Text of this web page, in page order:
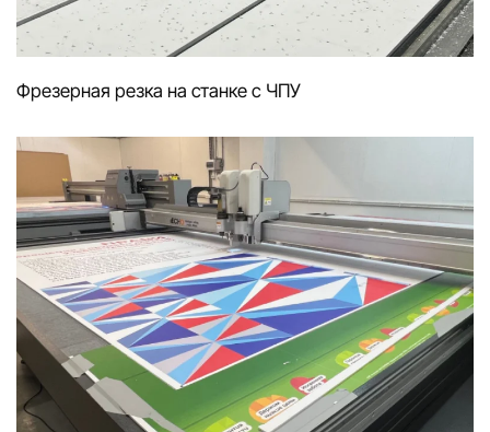
Фрезерная резка на станке с ЧПУ